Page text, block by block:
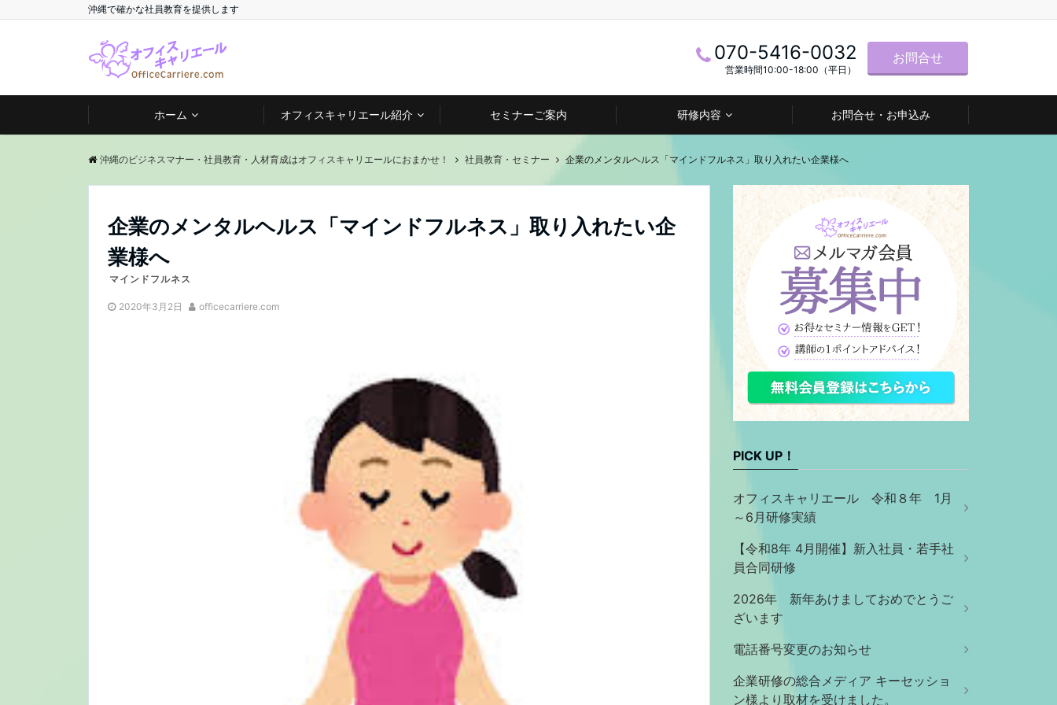
沖縄で確かな社員教育を提供します
070-5416-0032
営業時間10:00-18:00（平日）
お問合せ
ホーム オフィスキャリエール紹介 セミナーご案内 研修内容 お問合せ・お申込み
沖縄のビジネスマナー・社員教育・人材育成はオフィスキャリエールにおまかせ！ 社員教育・セミナー 企業のメンタルヘルス「マインドフルネス」取り入れたい企業様へ
企業のメンタルヘルス「マインドフルネス」取り入れたい企
業様へ
マインドフルネス
2020年3月2日 officecarriere.com
PICK UP！
オフィスキャリエール 令和８年 1月
～6月研修実績
【令和8年 4月開催】新入社員・若手社
員合同研修
2026年 新年あけましておめでとうご
ざいます
電話番号変更のお知らせ
企業研修の総合メディア キーセッショ
ン様より取材を受けました。